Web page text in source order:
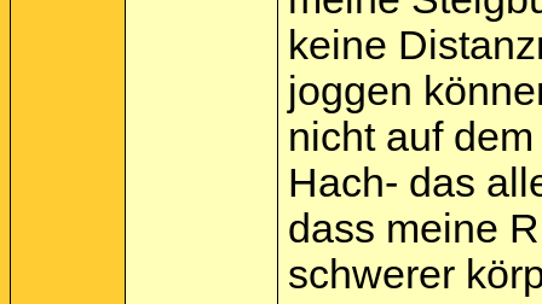
keine
joggen
nicht auf
Hach- das
dass meine
schwerer